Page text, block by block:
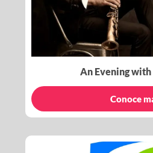
An Evening with
Conoce